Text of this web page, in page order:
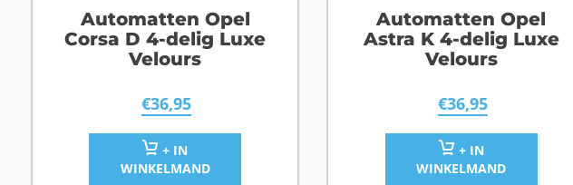
Automatten Opel
Corsa D 4-delig Luxe
Velours
€36,95
+ IN
WINKELMAND
Automatten Opel
Astra K 4-delig Luxe
Velours
€36,95
+ IN
WINKELMAND